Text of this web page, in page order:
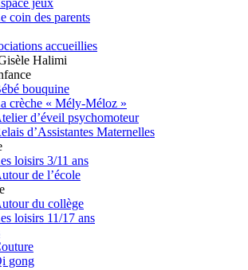
jeux
coin des parents
accueillies
Halimi
bouquine
crèche « Mély-Méloz »
d’éveil psychomoteur
d’Assistantes Maternelles
loisirs 3/11 ans
de l’école
du collège
loisirs 11/17 ans
gong